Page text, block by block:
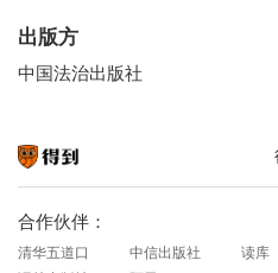
出版方
中国法治出版社
合作伙伴：
清华五道口 中信出版社 读库